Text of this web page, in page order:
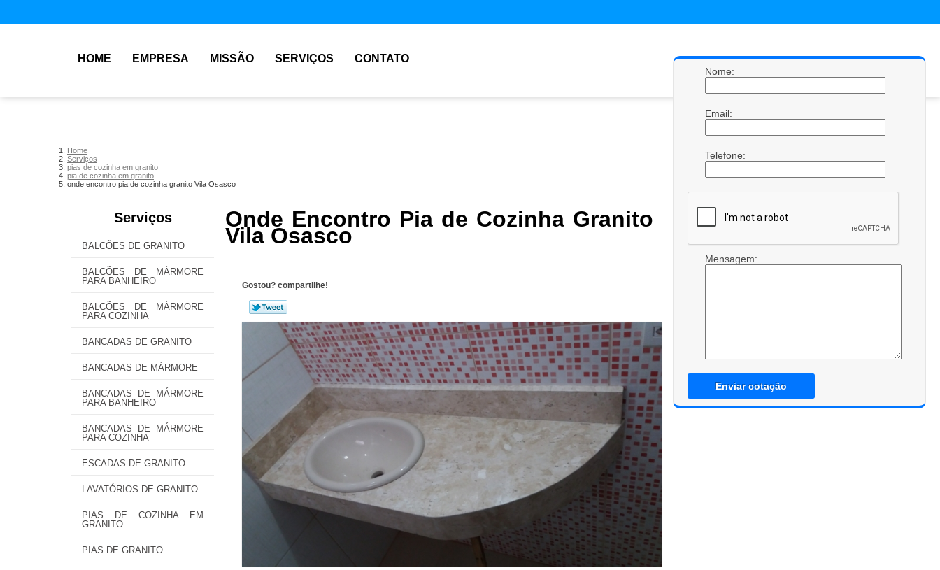
HOME EMPRESA MISSÃO SERVIÇOS CONTATO
Home
Serviços
pias de cozinha em granito
pia de cozinha em granito
onde encontro pia de cozinha granito Vila Osasco
Serviços
BALCÕES DE GRANITO
BALCÕES DE MÁRMORE
PARA BANHEIRO
BALCÕES DE MÁRMORE
PARA COZINHA
BANCADAS DE GRANITO
BANCADAS DE MÁRMORE
BANCADAS DE MÁRMORE
PARA BANHEIRO
BANCADAS DE MÁRMORE
PARA COZINHA
ESCADAS DE GRANITO
LAVATÓRIOS DE GRANITO
PIAS DE COZINHA EM
GRANITO
PIAS DE GRANITO
Onde Encontro Pia de Cozinha Granito
Vila Osasco
Gostou? compartilhe!
Nome:
Email:
Telefone:
Mensagem:
Enviar cotação